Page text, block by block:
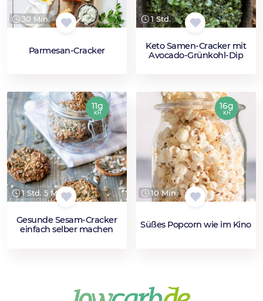
30 Min.
Parmesan-Cracker
1 Std.
Keto Samen-Cracker mit
Avocado-Grünkohl-Dip
1 Std. 5 Min.
Gesunde Sesam-Cracker
einfach selber machen
11g
KH
10 Min.
Süßes Popcorn wie im Kino
16g
KH